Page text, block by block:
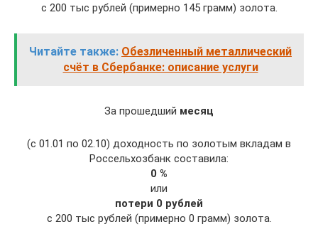
с 200 тыс рублей (примерно 145 грамм) золота.
Читайте также: Обезличенный металлический
счёт в Сбербанке: описание услуги
За прошедший месяц
(с 01.01 по 02.10) доходность по золотым вкладам в
Россельхозбанк составила:
0 %
или
потери 0 рублей
с 200 тыс рублей (примерно 0 грамм) золота.